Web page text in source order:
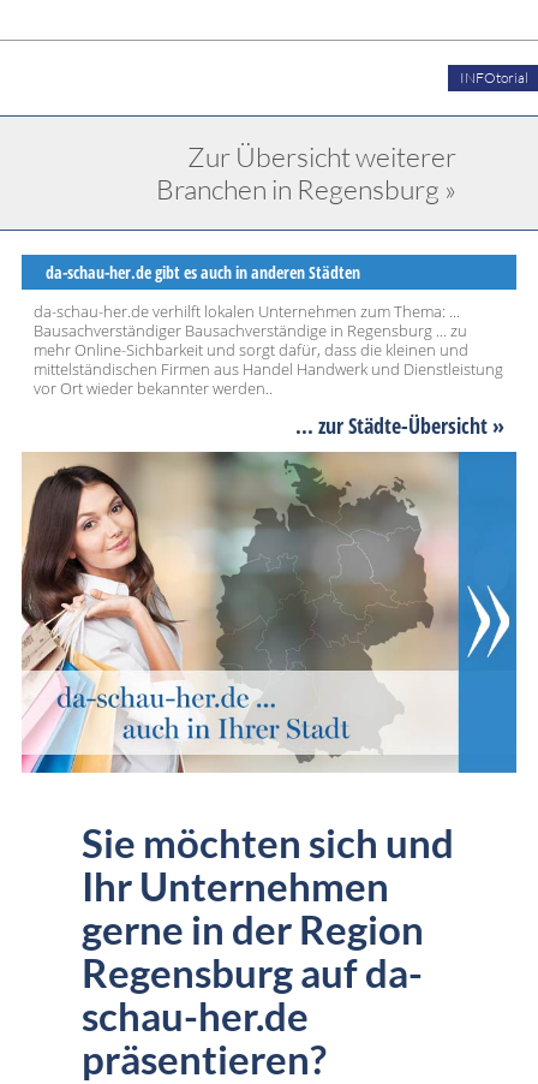
INFOtorial
Zur Übersicht weiterer
Branchen in Regensburg »
da-schau-her.de gibt es auch in anderen Städten
da-schau-her.de verhilft lokalen Unternehmen zum Thema: ...
Bausachverständiger Bausachverständige in Regensburg ... zu
mehr Online-Sichbarkeit und sorgt dafür, dass die kleinen und
mittelständischen Firmen aus Handel Handwerk und Dienstleistung
vor Ort wieder bekannter werden..
... zur Städte-Übersicht »
Sie möchten sich und
Ihr Unternehmen
gerne in der Region
Regensburg auf da-
schau-her.de
präsentieren?